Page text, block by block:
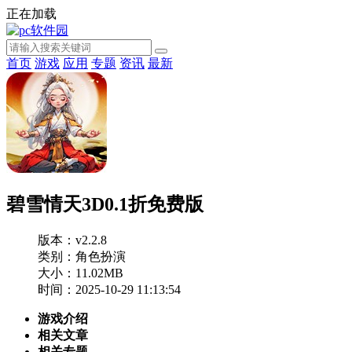
正在加载
首页 游戏 应用 专题 资讯 最新
碧雪情天3D0.1折免费版
版本：v2.2.8
类别：角色扮演
大小：11.02MB
时间：2025-10-29 11:13:54
游戏介绍
相关文章